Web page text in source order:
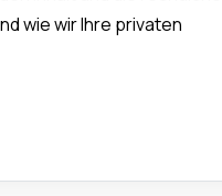
wie wir Ihre privaten